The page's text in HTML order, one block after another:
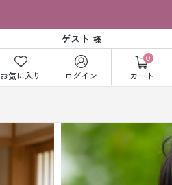
ゲスト 様
お気に入り ログイン
0
カート
訪問着・付下げ
レンタル